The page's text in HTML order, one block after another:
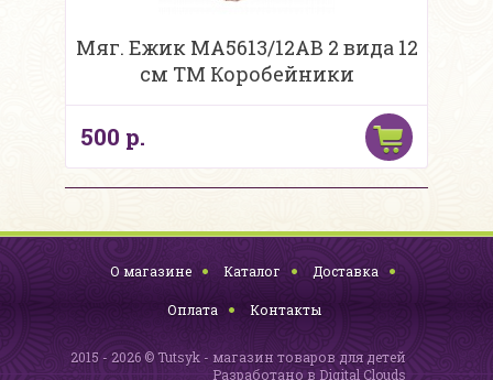
Мяг. Ежик MA5613/12AB 2 вида 12
см ТМ Коробейники
500 р.
О магазине Каталог Доставка
Оплата Контакты
2015 - 2026 © Tutsyk - магазин товаров для детей
Разработано в Digital Clouds